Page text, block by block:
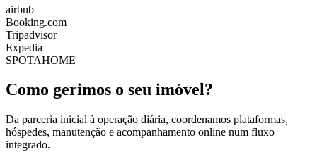
airbnb
Booking.com
Tripadvisor
Expedia
SPOTAHOME
Como gerimos o seu imóvel?
Da parceria inicial à operação diária, coordenamos plataformas,
hóspedes, manutenção e acompanhamento online num fluxo
integrado.